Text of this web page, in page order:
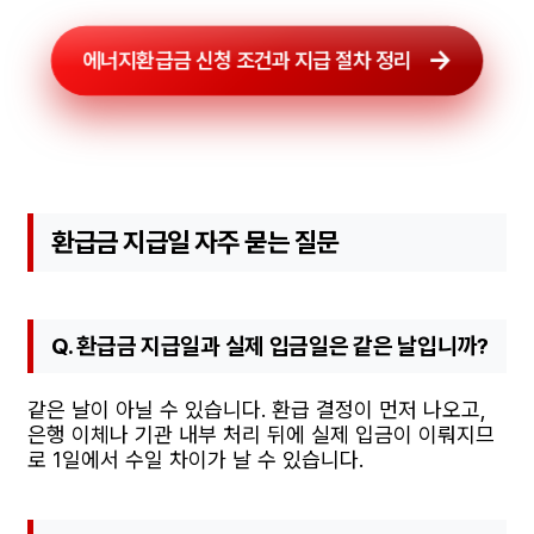
에너지환급금 신청 조건과 지급 절차 정리
환급금 지급일 자주 묻는 질문
Q. 환급금 지급일과 실제 입금일은 같은 날입니까?
같은 날이 아닐 수 있습니다. 환급 결정이 먼저 나오고,
은행 이체나 기관 내부 처리 뒤에 실제 입금이 이뤄지므
로 1일에서 수일 차이가 날 수 있습니다.